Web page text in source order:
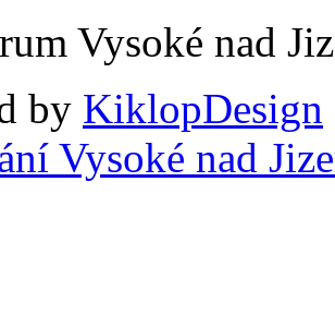
Vysoké nad
by KiklopDesign
Vysoké nad